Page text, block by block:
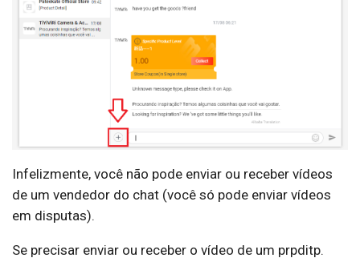
Infelizmente, você não pode enviar ou receber vídeos
de um vendedor do chat (você só pode enviar vídeos
em disputas).
Se precisar enviar ou receber o vídeo de um prpditp.